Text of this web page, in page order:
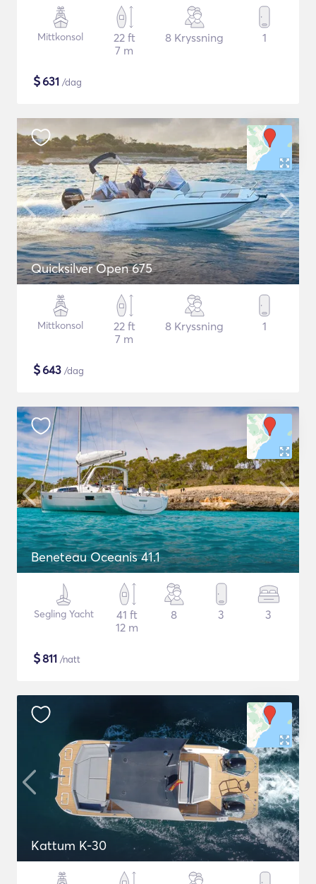
Mittkonsol
22 ft
7 m
8 Kryssning 1
$631 /dag
Quicksilver Open 675
Mittkonsol
22 ft
7 m
8 Kryssning 1
$643 /dag
Beneteau Oceanis 41.1
Segling Yacht
41 ft
12 m
8 3 3
$811 /natt
Kattum K-30